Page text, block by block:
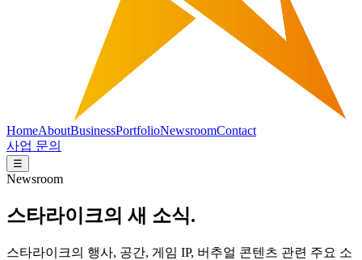
HomeAboutBusinessPortfolioNewsroomContact
사업 문의
☰
Newsroom
스타라이크의 새 소식.
스타라이크의 행사, 공간, 게임 IP, 버추얼 콘텐츠 관련 주요 소